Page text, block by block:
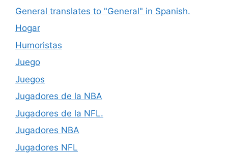
General translates to "General" in Spanish.
Hogar
Humoristas
Juego
Juegos
Jugadores de la NBA
Jugadores de la NFL.
Jugadores NBA
Jugadores NFL